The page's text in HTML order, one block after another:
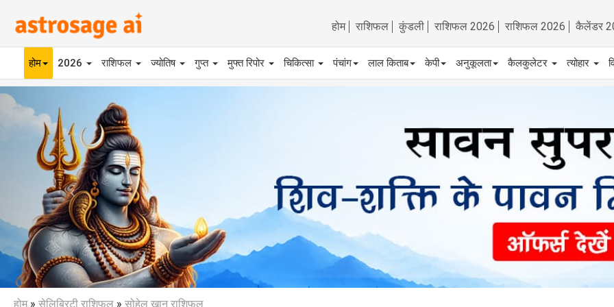
होम राशिफल कुंडली राशिफल 2026 राशिफल 2026 कैलेंडर
होम 2026 राशिफल ज्योतिष गुप्त मुफ्त रिपोर चिकित्सा पंचांग लाल किताब केपी अनुकूलता कैलकुलेटर त्योहार
Previous
होम» सेलिब्रिटी राशिफल » सोहेल खान राशिफल